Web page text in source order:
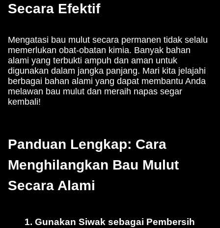
Secara Efektif
Mengatasi bau mulut secara permanen tidak selalu
memerlukan obat-obatan kimia. Banyak bahan
alami yang terbukti ampuh dan aman untuk
digunakan dalam jangka panjang. Mari kita jelajahi
berbagai bahan alami yang dapat membantu Anda
melawan bau mulut dan meraih napas segar
kembali!
Panduan Lengkap: Cara
Menghilangkan Bau Mulut
Secara Alami
1. Gunakan Siwak sebagai Pembersih